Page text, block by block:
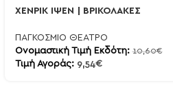
ΧΕΝΡΙΚ ΙΨΕΝ | ΒΡΙΚΟΛΑΚΕΣ
ΠΑΓΚΟΣΜΙΟ ΘΕΑΤΡΟ
Ονομαστική Τιμή Εκδότη:10,60€
Τιμή Αγοράς: 9,54€